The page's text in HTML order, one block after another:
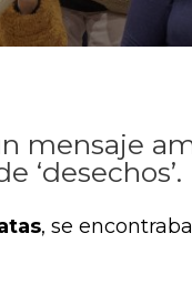
mensaje
‘desechos’.
, se